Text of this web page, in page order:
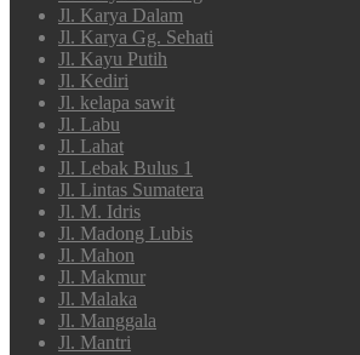
Jl. Karya Dalam
Jl. Karya Gg. Sehati
Jl. Kayu Putih
Jl. Kediri
Jl. kelapa sawit
Jl. Labu
Jl. Lahat
Jl. Lebak Bulus 1
Jl. Lintas Sumatera
Jl. M. Idris
Jl. Madong Lubis
Jl. Mahon
Jl. Makmur
Jl. Malaka
Jl. Manggala
Jl. Mantri